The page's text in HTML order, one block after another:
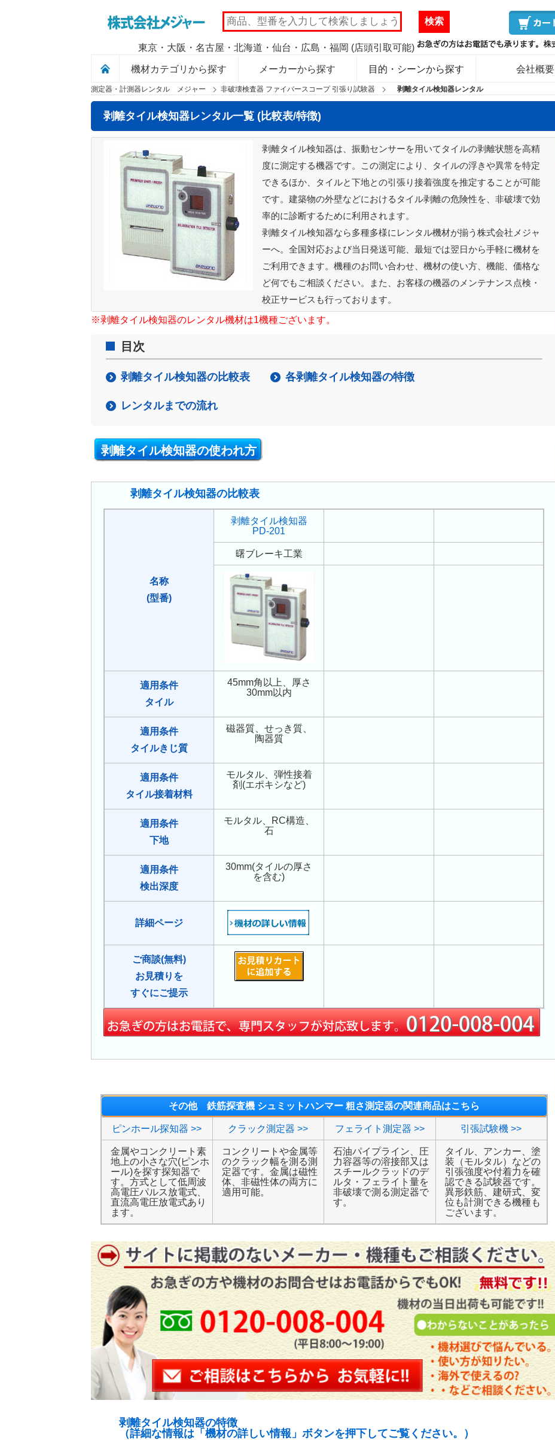
MAJOR 検索
東京・大阪・名古屋・北海道・仙台・広島・福岡 (店頭引取可能)
機材カテゴリから探す メーカーから探す 目的・シーンから探す 会社概要
測定器・計測器レンタル メジャー 非破壊検査器 ファイバースコープ 引張り試験器 剥離タイル検知器レンタル
剥離タイル検知器レンタル一覧 (比較表/特徴)
剥離タイル検知器は、振動センサーを用いてタイルの剥離状態を高精
度に測定する機器です。この測定により、タイルの浮きや異常を特定
できるほか、タイルと下地との引張り接着強度を推定することが可能
です。建築物の外壁などにおけるタイル剥離の危険性を、非破壊で効
率的に診断するために利用されます。
剥離タイル検知器なら多種多様にレンタル機材が揃う株式会社メジャ
ーへ。全国対応および当日発送可能、最短では翌日から手軽に機材を
ご利用できます。機種のお問い合わせ、機材の使い方、機能、価格な
ど何でもご相談ください。また、お客様の機器のメンテナンス点検・
校正サービスも行っております。
※剥離タイル検知器のレンタル機材は1機種ございます。
目次
剥離タイル検知器の比較表 各剥離タイル検知器の特徴
レンタルまでの流れ
剥離タイル検知器の使われ方
剥離タイル検知器の比較表
名称
(型番)
剥離タイル検知器
PD-201
曙ブレーキ工業
適用条件
タイル
45mm角以上、厚さ
30mm以内
適用条件
タイルきじ質
磁器質、せっき質、
陶器質
適用条件
タイル接着材料
モルタル、弾性接着
剤(エポキシなど)
適用条件
下地
モルタル、RC構造、
石
適用条件
検出深度
30mm(タイルの厚さ
を含む)
詳細ページ
ご商談(無料)
お見積りを
すぐにご提示
その他 鉄筋探査機 シュミットハンマー 粗さ測定器の関連商品はこちら
ピンホール探知器 >> クラック測定器 >> フェライト測定器 >> 引張試験機 >>
金属やコンクリート素
地上の小さな穴(ピンホ
ール)を探す探知器で
す。方式として低周波
高電圧パルス放電式、
直流高電圧放電式あり
ます。
コンクリートや金属等
のクラック幅を測る測
定器です。金属は磁性
体、非磁性体の両方に
適用可能。
石油パイプライン、圧
力容器等の溶接部又は
スチールクラッドのデ
ルタ・フェライト量を
非破壊で測る測定器で
す。
タイル、アンカー、塗
装（モルタル）などの
引張強度や付着力を確
認できる試験器です。
異形鉄筋、建研式、変
位も計測できる機種も
ございます。
剥離タイル検知器の特徴
（詳細な情報は「機材の詳しい情報」ボタンを押下してご覧ください。）